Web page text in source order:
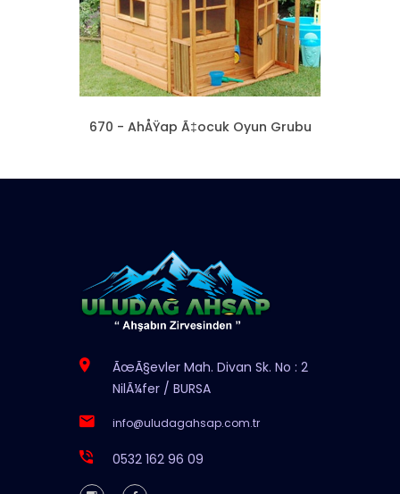
670 - AhÅŸap Ã‡ocuk Oyun Grubu
ÃœÃ§evler Mah. Divan Sk. No : 2
NilÃ¼fer / BURSA
info@uludagahsap.com.tr
0532 162 96 09